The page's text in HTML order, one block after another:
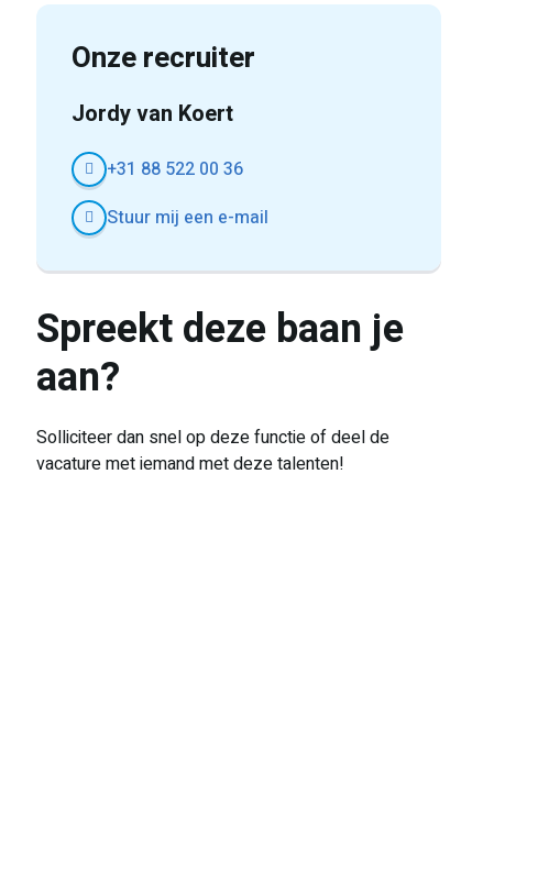
Onze recruiter
Jordy van Koert
+31 88 522 00 36
Stuur mij een e-mail
Spreekt deze baan je
aan?
Solliciteer dan snel op deze functie of deel de
vacature met iemand met deze talenten!